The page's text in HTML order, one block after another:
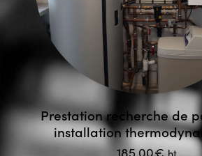
Prestation recherche de
installation